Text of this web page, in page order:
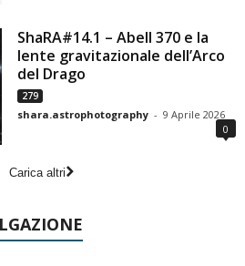
ShaRA#14.1 – Abell 370 e la
lente gravitazionale dell’Arco
del Drago
279
shara.astrophotography - 9 Aprile 2026
0
Carica altri